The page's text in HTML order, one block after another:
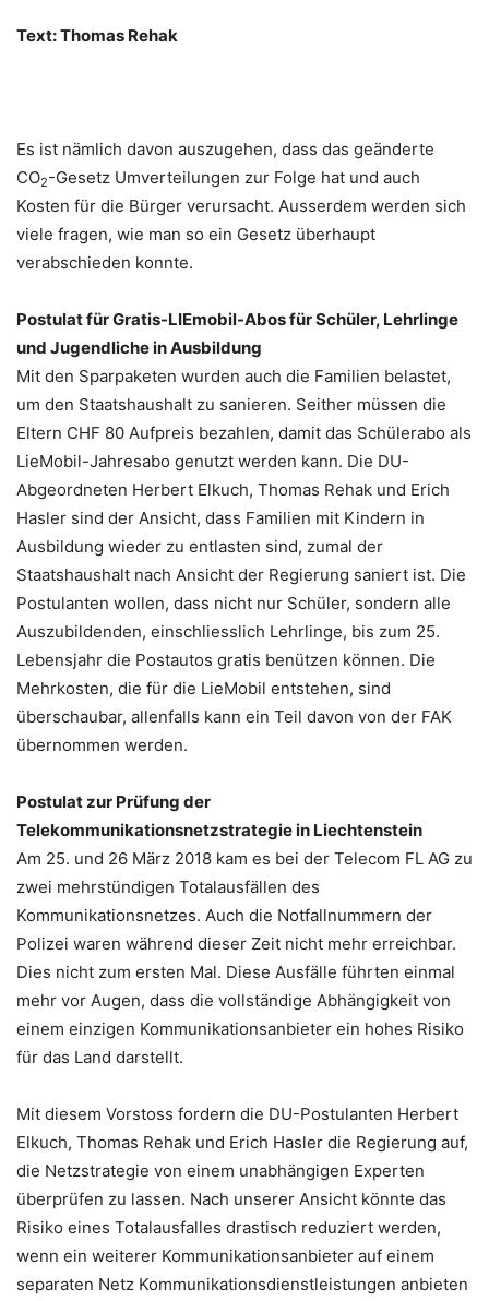
Text: Thomas Rehak
Es ist nämlich davon auszugehen, dass das geänderte
CO2-Gesetz Umverteilungen zur Folge hat und auch
Kosten für die Bürger verursacht. Ausserdem werden sich
viele fragen, wie man so ein Gesetz überhaupt
verabschieden konnte.
Postulat für Gratis-LIEmobil-Abos für Schüler, Lehrlinge
und Jugendliche in Ausbildung
Mit den Sparpaketen wurden auch die Familien belastet,
um den Staatshaushalt zu sanieren. Seither müssen die
Eltern CHF 80 Aufpreis bezahlen, damit das Schülerabo als
LieMobil-Jahresabo genutzt werden kann. Die DU-
Abgeordneten Herbert Elkuch, Thomas Rehak und Erich
Hasler sind der Ansicht, dass Familien mit Kindern in
Ausbildung wieder zu entlasten sind, zumal der
Staatshaushalt nach Ansicht der Regierung saniert ist. Die
Postulanten wollen, dass nicht nur Schüler, sondern alle
Auszubildenden, einschliesslich Lehrlinge, bis zum 25.
Lebensjahr die Postautos gratis benützen können. Die
Mehrkosten, die für die LieMobil entstehen, sind
überschaubar, allenfalls kann ein Teil davon von der FAK
übernommen werden.
Postulat zur Prüfung der
Telekommunikationsnetzstrategiein Liechtenstein
Am 25. und 26 März 2018 kam es bei der Telecom FL AG zu
zwei mehrstündigen Totalausfällen des
Kommunikationsnetzes. Auch die Notfallnummern der
Polizei waren während dieser Zeit nicht mehr erreichbar.
Dies nicht zum ersten Mal. Diese Ausfälle führten einmal
mehr vor Augen, dass die vollständige Abhängigkeit von
einem einzigen Kommunikationsanbieter ein hohes Risiko
für das Land darstellt.
Mit diesem Vorstoss fordern die DU-Postulanten Herbert
Elkuch, Thomas Rehak und Erich Hasler die Regierung auf,
die Netzstrategie von einem unabhängigen Experten
überprüfen zu lassen. Nach unserer Ansicht könnte das
Risiko eines Totalausfalles drastisch reduziert werden,
wenn ein weiterer Kommunikationsanbieter auf einem
separaten Netz Kommunikationsdienstleistungen anbieten